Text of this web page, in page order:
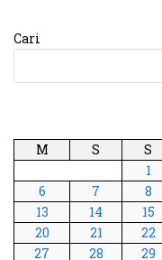
Cari
M
S S
1
6
7 8
13
14 15
20
21 22
27
28 29